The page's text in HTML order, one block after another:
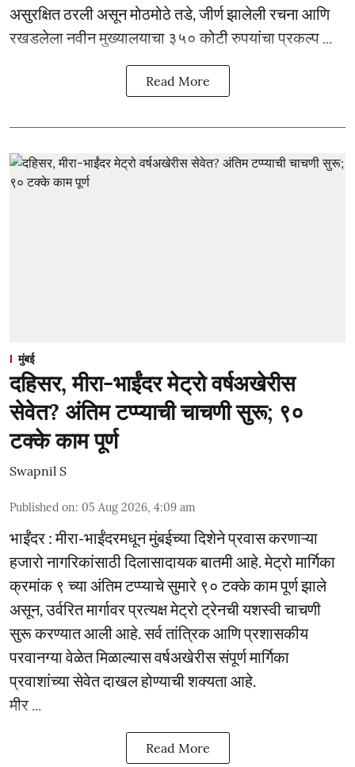
असुरक्षित ठरली असून मोठमोठे तडे, जीर्ण झालेली रचना आणि
रखडलेला नवीन मुख्यालयाचा ३५० कोटी रुपयांचा प्रकल्प ...
Read More
मुंबई
दहिसर, मीरा-भाईंदर मेट्रो वर्षअखेरीस
सेवेत? अंतिम टप्प्याची चाचणी सुरू; ९०
टक्के काम पूर्ण
Swapnil S
Published on: 05 Aug 2026, 4:09 am
भाईंंदर : मीरा-भाईंदरमधून मुंबईच्या दिशेने प्रवास करणाऱ्या
हजारो नागरिकांसाठी दिलासादायक बातमी आहे. मेट्रो मार्गिका
क्रमांक ९ च्या अंतिम टप्प्याचे सुमारे ९० टक्के काम पूर्ण झाले
असून, उर्वरित मार्गावर प्रत्यक्ष मेट्रो ट्रेनची यशस्वी चाचणी
सुरू करण्यात आली आहे. सर्व तांत्रिक आणि प्रशासकीय
परवानग्या वेळेत मिळाल्यास वर्षअखेरीस संपूर्ण मार्गिका
प्रवाशांच्या सेवेत दाखल होण्याची शक्यता आहे.
मीर ...
Read More